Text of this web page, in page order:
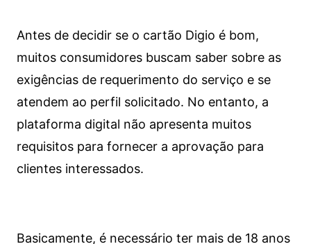
Antes de decidir se o cartão Digio é bom,
muitos consumidores buscam saber sobre as
exigências de requerimento do serviço e se
atendem ao perfil solicitado. No entanto, a
plataforma digital não apresenta muitos
requisitos para fornecer a aprovação para
clientes interessados.
Basicamente, é necessário ter mais de 18 anos